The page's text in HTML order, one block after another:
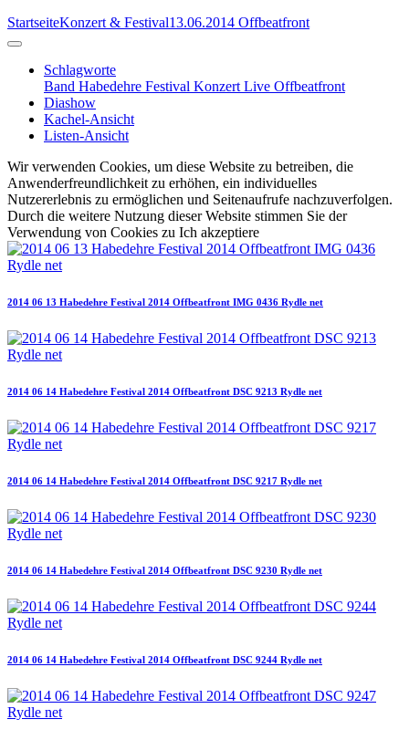
StartseiteKonzert & Festival13.06.2014 Offbeatfront
Schlagworte
Band Habedehre Festival Konzert Live Offbeatfront
Diashow
Kachel-Ansicht
Listen-Ansicht
Wir verwenden Cookies, um diese Website zu betreiben, die
Anwenderfreundlichkeit zu erhöhen, ein individuelles
Nutzererlebnis zu ermöglichen und Seitenaufrufe nachzuverfolgen.
Durch die weitere Nutzung dieser Website stimmen Sie der
Verwendung von Cookies zu Ich akzeptiere
2014 06 13 Habedehre Festival 2014 Offbeatfront IMG 0436 Rydle net
2014 06 14 Habedehre Festival 2014 Offbeatfront DSC 9213 Rydle net
2014 06 14 Habedehre Festival 2014 Offbeatfront DSC 9217 Rydle net
2014 06 14 Habedehre Festival 2014 Offbeatfront DSC 9230 Rydle net
2014 06 14 Habedehre Festival 2014 Offbeatfront DSC 9244 Rydle net